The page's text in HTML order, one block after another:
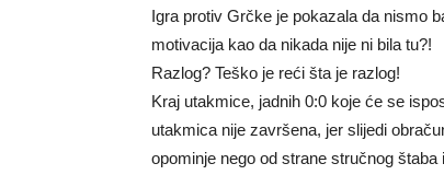
Igra protiv Grčke je pokazala da nismo
motivacija kao da nikada nije ni bila tu?!
Razlog? Teško je reći šta je razlog!
Kraj utakmice, jadnih 0:0 koje će se
utakmica nije završena, jer slijedi
opominje nego od strane stručnog štaba